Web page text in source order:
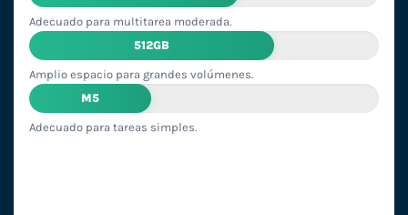
Adecuado para multitarea moderada.
512GB
Amplio espacio para grandes volúmenes.
M5
Adecuado para tareas simples.